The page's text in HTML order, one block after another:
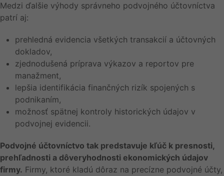
Medzi ďalšie výhody správneho podvojného účtovníctva
patrí aj:
prehledná evidencia všetkých transakcií a účtovných
dokladov,
zjednodušená príprava výkazov a reportov pre
manažment,
lepšia identifikácia finančných rizík spojených s
podnikaním,
možnosť spätnej kontroly historických údajov v
podvojnej evidencii.
Podvojné účtovníctvo tak predstavuje kľúč k presnosti,
prehľadnosti a dôveryhodnosti ekonomických údajov
firmy. Firmy, ktoré kladú dôraz na precízne podvojné účty,